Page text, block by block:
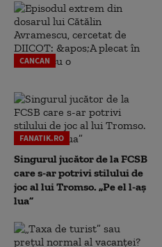
CANCAN
FANATIK.RO
Singurul jucător de la FCSB
care s-ar potrivi stilului de
joc al lui Tromso. „Pe el l-aș
lua”